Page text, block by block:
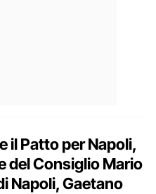
il Patto per Napoli,
del Consiglio Mario
Napoli, Gaetano